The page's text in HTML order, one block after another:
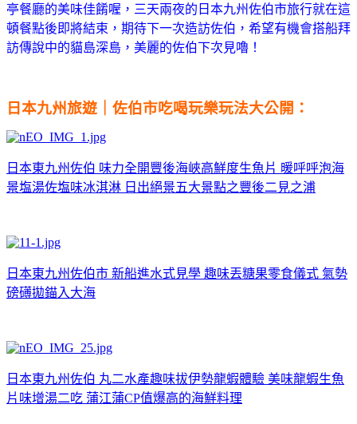
亭餐廳的美味佳餚喔，三天兩夜的日本九州佐伯市旅行就在這
頓餐點後即將結束，期待下一次造訪佐伯，希望有機會搭船拜
訪傳說中的貓島深島，美麗的佐伯下次見嚕！
日本九州旅遊｜佐伯市吃喝玩樂玩法大公開：
日本東九州佐伯 味力全開豐後海峽高鮮度生魚片 暖呼呼泡海
景塩湯佐塩味冰淇淋 日出絕景五大景點之豐後二見之浦
日本東九州佐伯市 新船進水式見學 趣味丟糖果零食儀式 氣勢
磅礡拋錨入大海
日本東九州佐伯 丸二水產趣味拔伊勢龍蝦體驗 美味龍蝦生魚
片味增湯二吃 蒲江蒲CP值爆高的海鮮料理